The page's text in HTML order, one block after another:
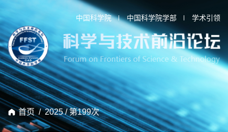
中国科学院 中国科学院学部 学术引领
首页 /2025/第199次